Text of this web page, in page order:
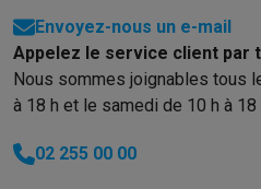
Envoyez-nous un e-mail
Appelez le service client par
Nous sommes joignables tous
à 18 h et le samedi de 10 h à 18
02 255 00 00